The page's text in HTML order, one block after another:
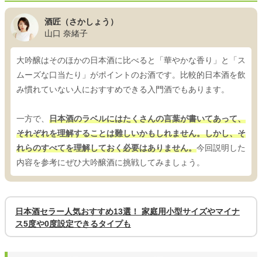
酒匠（さかしょう）
山口 奈緒子
大吟醸はそのほかの日本酒に比べると「華やかな香り」と「ス
ムーズな口当たり」がポイントのお酒です。比較的日本酒を飲
み慣れていない人におすすめできる入門酒でもあります。
一方で、 日本酒のラベルにはたくさんの言葉が書いてあって、
それぞれを理解することは難しいかもしれません。しかし、そ
れらのすべてを理解しておく必要はありません。今回説明した
内容を参考にぜひ大吟醸酒に挑戦してみましょう。
日本酒セラー人気おすすめ13選！ 家庭用小型サイズやマイナ
ス5度や0度設定できるタイプも